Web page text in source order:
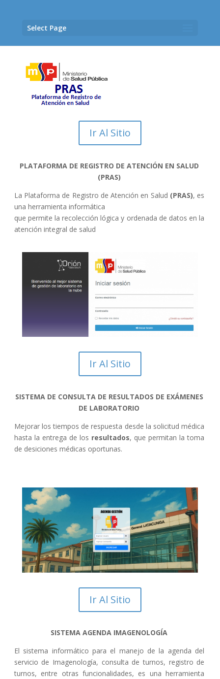
Select Page
Ir Al Sitio
PLATAFORMA DE REGISTRO DE ATENCIÓN EN SALUD
(PRAS)
La Plataforma de Registro de Atención en Salud (PRAS), es
una herramienta informática
que permite la recolección lógica y ordenada de datos en la
atención integral de salud
Ir Al Sitio
SISTEMA DE CONSULTA DE RESULTADOS DE EXÁMENES
DE LABORATORIO
Mejorar los tiempos de respuesta desde la solicitud médica
hasta la entrega de los resultados, que permitan la toma
de desiciones médicas oportunas.
Ir Al Sitio
SISTEMA AGENDA IMAGENOLOGÍA
El sistema informático para el manejo de la agenda del
servicio de Imagenología, consulta de turnos, registro de
turnos, entre otras funcionalidades, es una herramienta